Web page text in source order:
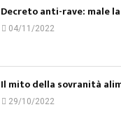
Decreto anti-rave: male
04/11/2022
Il mito della sovranità
29/10/2022